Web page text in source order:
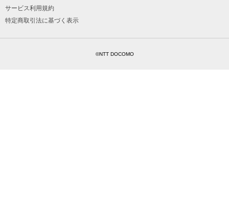
サービス利用規約
特定商取引法に基づく表示
©NTT DOCOMO